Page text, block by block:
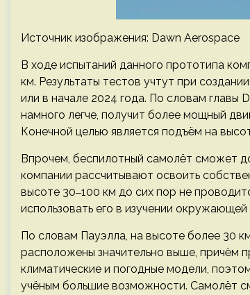
Источник изображения: Dawn Aerospace
В ходе испытаний данного прототипа
км. Результаты тестов учтут при
или в начале 2024 года. По словам главы
намного легче, получит более мощный
Конечной целью является подъём на
Впрочем, беспилотный самолёт сможет
компании рассчитывают освоить
высоте 30‒100 км до сих пор не
использовать его в изучении
По словам Пауэлла, на высоте более 30
расположены значительно выше, причём
климатические и погодные модели,
учёным большие возможности. Самолёт